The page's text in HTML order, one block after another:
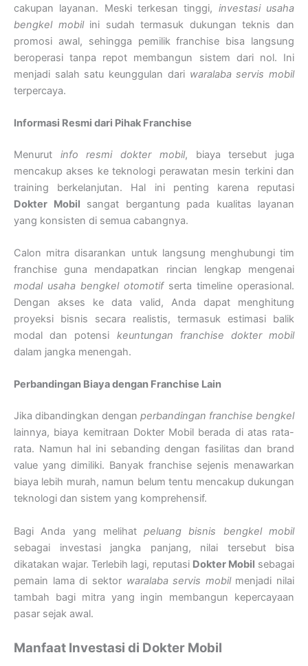
cakupan layanan. Meski terkesan tinggi, investasi usaha
bengkel mobilini sudah termasuk dukungan teknis dan
promosi awal, sehingga pemilik franchise bisa langsung
beroperasi tanpa repot membangun sistem dari nol. Ini
menjadi salah satu keunggulan dari waralaba servis mobil
terpercaya.
Informasi Resmi dari Pihak Franchise
Menurut info resmi dokter mobil, biaya tersebut juga
mencakup akses ke teknologi perawatan mesin terkini dan
training berkelanjutan. Hal ini penting karena reputasi
Dokter Mobil sangat bergantung pada kualitas layanan
yang konsisten di semua cabangnya.
Calon mitra disarankan untuk langsung menghubungi tim
franchise guna mendapatkan rincian lengkap mengenai
modal usaha bengkel otomotifserta timeline operasional.
Dengan akses ke data valid, Anda dapat menghitung
proyeksi bisnis secara realistis, termasuk estimasi balik
modal dan potensi keuntungan franchise dokter mobil
dalam jangka menengah.
Perbandingan Biaya dengan Franchise Lain
Jika dibandingkan dengan perbandingan franchise bengkel
lainnya, biaya kemitraan Dokter Mobil berada di atas rata-
rata. Namun hal ini sebanding dengan fasilitas dan brand
value yang dimiliki. Banyak franchise sejenis menawarkan
biaya lebih murah, namun belum tentu mencakup dukungan
teknologi dan sistem yang komprehensif.
Bagi Anda yang melihatpeluang bisnis bengkel mobil
sebagai investasi jangka panjang, nilai tersebut bisa
dikatakan wajar. Terlebih lagi, reputasi Dokter Mobil sebagai
pemain lama di sektor waralaba servis mobilmenjadi nilai
tambah bagi mitra yang ingin membangun kepercayaan
pasar sejak awal.
Manfaat Investasi di Dokter Mobil